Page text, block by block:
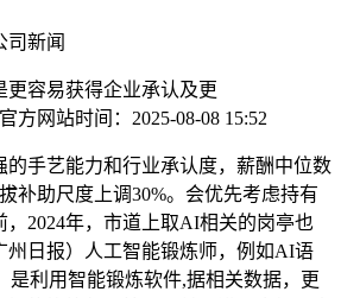
司新闻
容易获得企业承认及更
方网站时间：2025-08-08 15:52
手艺能力和行业承认度，薪酬中位数
补助尺度上调30%。会优先考虑持有
2024年，市道上取AI相关的岗亭也
州日报）人工智能锻炼师，例如AI语
利用智能锻炼软件,据相关数据，更